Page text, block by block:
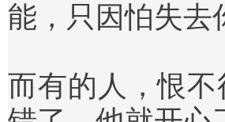
能，只因怕失去
而有的人，恨